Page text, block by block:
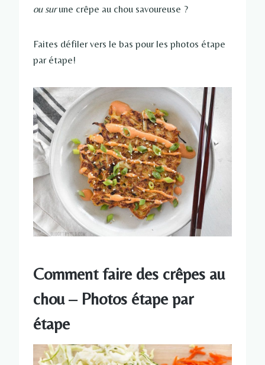
ou surune crêpe au chou savoureuse ?
Faites défiler vers le bas pour les photos étape
par étape!
Comment faire des crêpes au
chou – Photos étape par
étape